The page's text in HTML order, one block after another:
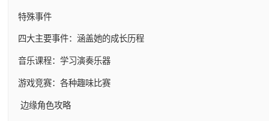
特殊事件
四大主要事件：涵盖她的成长历程
音乐课程：学习演奏乐器
游戏竞赛：各种趣味比赛
边缘角色攻略